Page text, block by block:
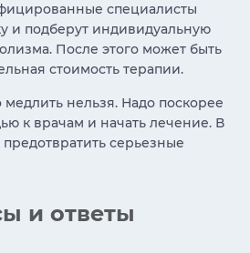
специалисты
и подберут индивидуальную
После этого может быть
стоимость терапии.
медлить нельзя. Надо поскорее
к врачам и начать лечение. В
предотвратить серьезные
и ответы